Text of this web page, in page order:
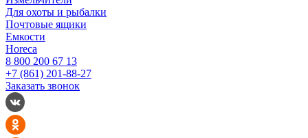
Для охоты и рыбалки
Почтовые ящики
Емкости
Horeca
8 800 200 67 13
+7 (861) 201-88-27
Заказать звонок